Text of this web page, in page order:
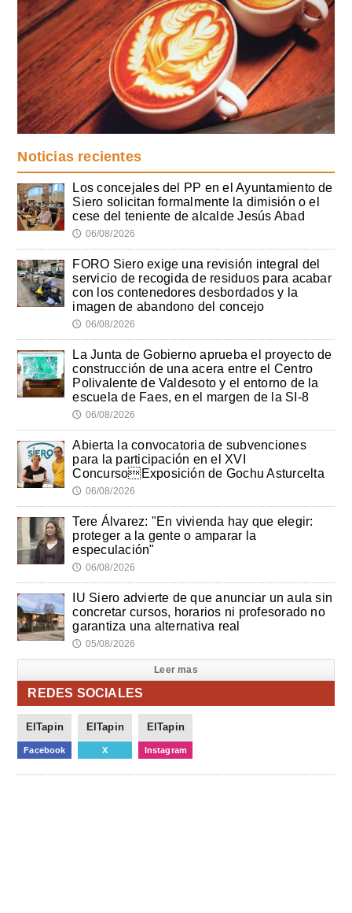
Noticias recientes
Los concejales del PP en el Ayuntamiento de
Siero solicitan formalmente la dimisión o el
cese del teniente de alcalde Jesús Abad
🕔 06/08/2026
FORO Siero exige una revisión integral del
servicio de recogida de residuos para acabar
con los contenedores desbordados y la
imagen de abandono del concejo
🕔 06/08/2026
La Junta de Gobierno aprueba el proyecto de
construcción de una acera entre el Centro
Polivalente de Valdesoto y el entorno de la
escuela de Faes, en el margen de la SI-8
🕔 06/08/2026
Abierta la convocatoria de subvenciones
para la participación en el XVI
ConcursoExposición de Gochu Asturcelta
🕔 06/08/2026
Tere Álvarez: "En vivienda hay que elegir:
proteger a la gente o amparar la
especulación"
🕔 06/08/2026
IU Siero advierte de que anunciar un aula sin
concretar cursos, horarios ni profesorado no
garantiza una alternativa real
🕔 05/08/2026
Leer mas
REDES SOCIALES
ElTapin
Facebook
ElTapin
X
ElTapin
Instagram